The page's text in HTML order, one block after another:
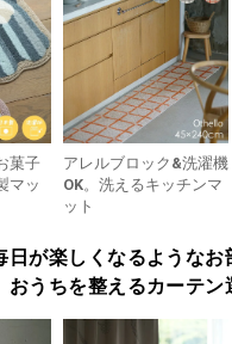
菓子
マッ
アレルブロック&洗濯機
OK。洗えるキッチンマ
ット
日が楽しくなるようなお
おうちを整えるカーテン